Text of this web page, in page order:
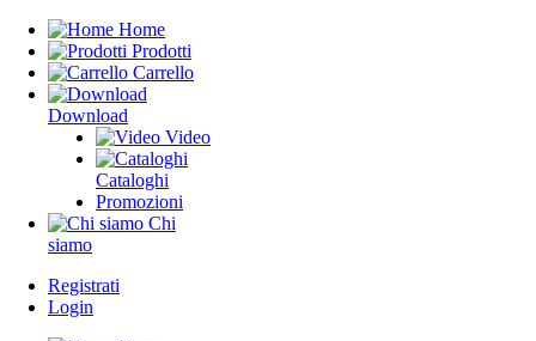
Home
Prodotti
Carrello
Download
Video
Cataloghi
Promozioni
Chi
siamo
Registrati
Login